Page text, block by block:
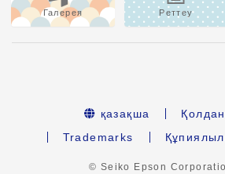
Галерея Реттеу
қазақша
Trademarks
© Seiko Epson